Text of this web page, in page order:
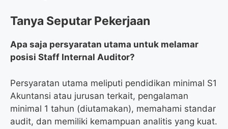
Tanya Seputar Pekerjaan
Apa saja persyaratan utama untuk melamar
posisi Staff Internal Auditor?
Persyaratan utama meliputi pendidikan minimal S1
Akuntansi atau jurusan terkait, pengalaman
minimal 1 tahun (diutamakan), memahami standar
audit, dan memiliki kemampuan analitis yang kuat.